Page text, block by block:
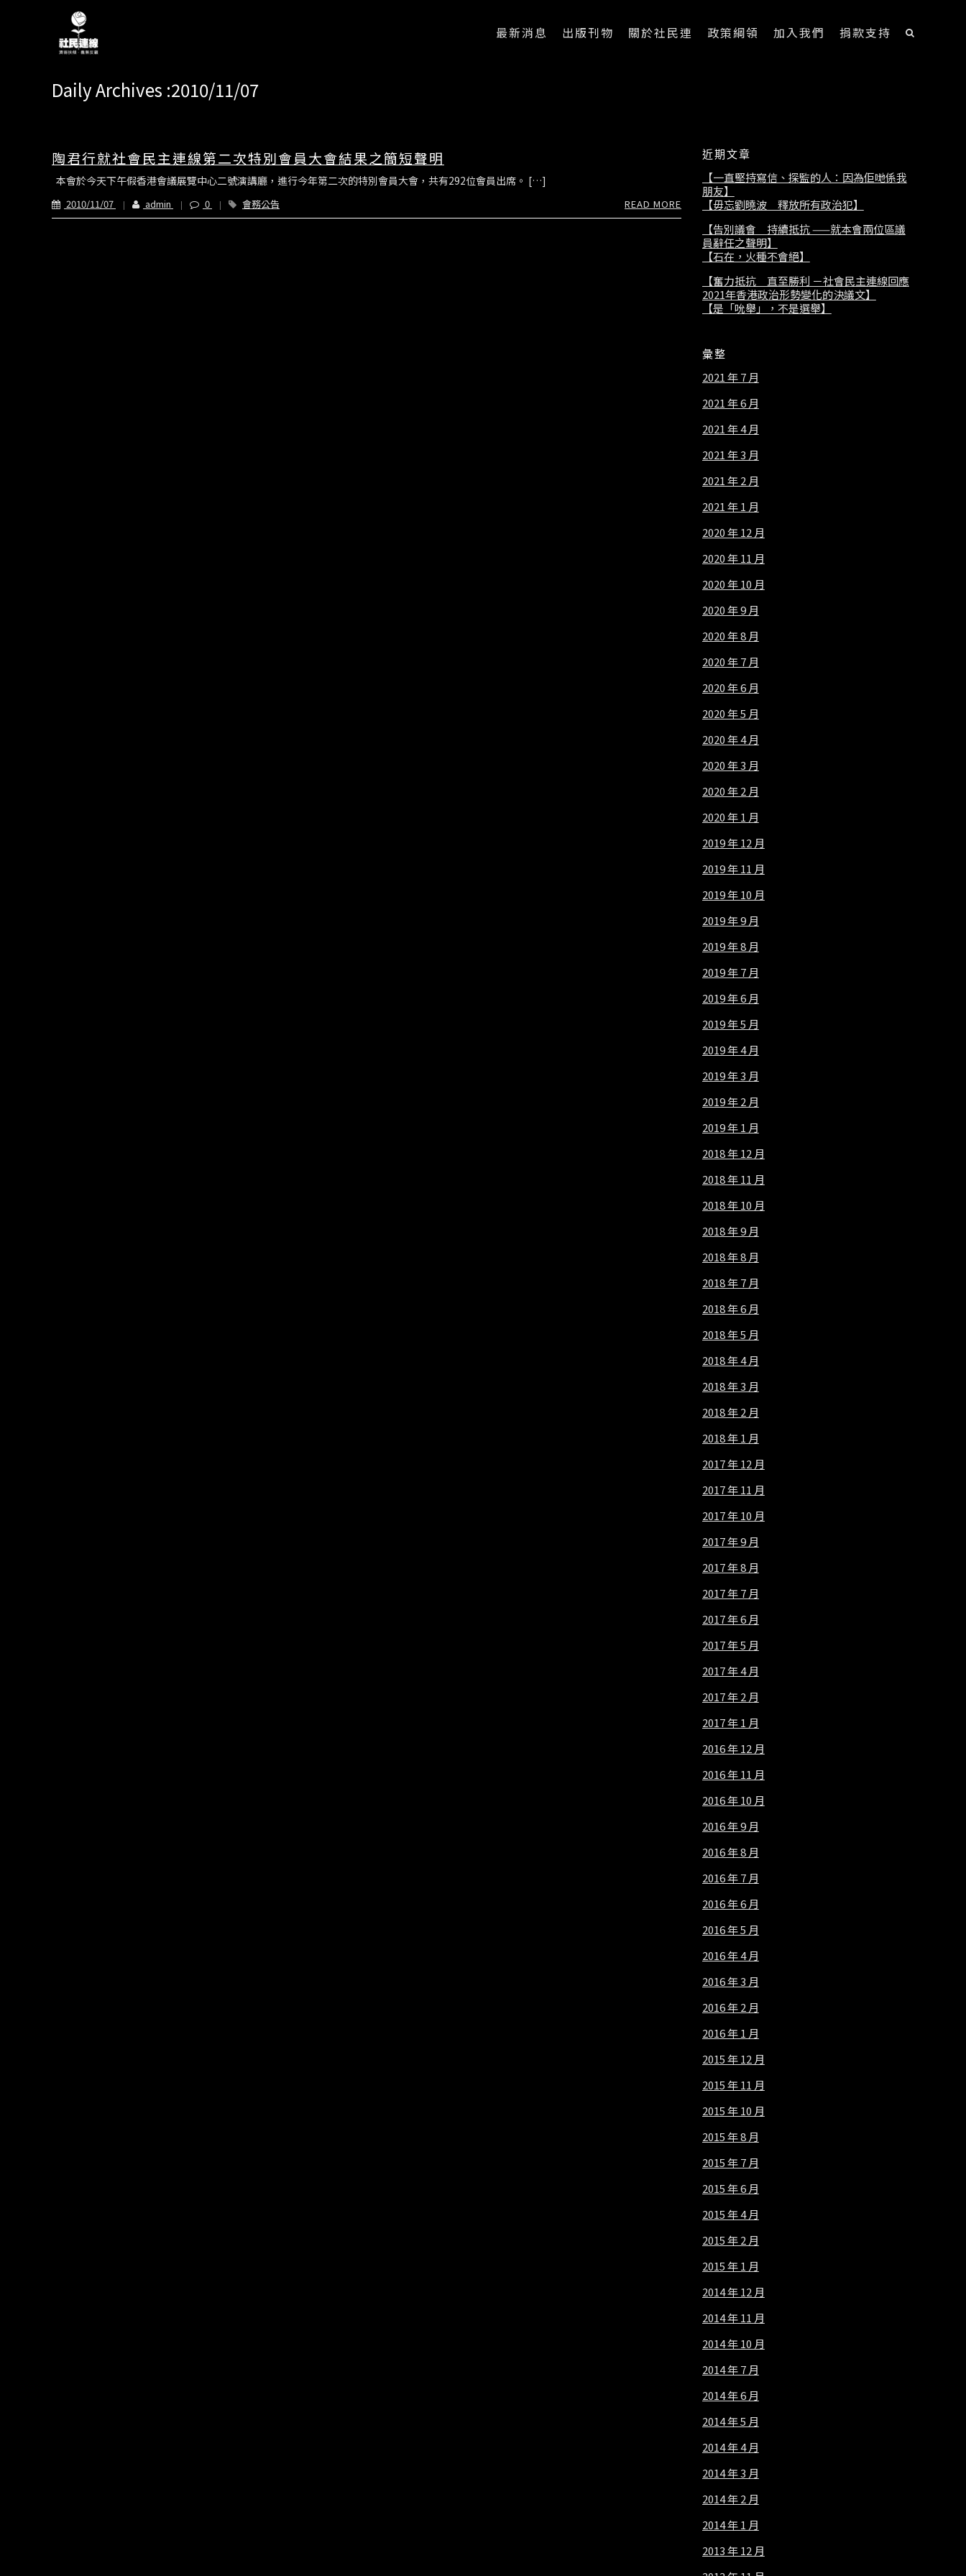
最新消息 出版刊物 關於社民連 政策綱領 加入我們 捐款支持
Daily Archives :2010/11/07
陶君行就社會民主連線第二次特別會員大會結果之簡短聲明
本會於今天下午假香港會議展覽中心二號演講廳，進行今年第二次的特別會員大會，共有292位會員出席。 […]
2010/11/07 admin 0 會務公告 READ MORE
近期文章
【一直堅持寫信、探監的人：因為佢哋係我
朋友】
【毋忘劉曉波 釋放所有政治犯】
【告別議會 持續抵抗 ——就本會兩位區議
員辭任之聲明】
【石在，火種不會絕】
【奮力抵抗 直至勝利 －社會民主連線回應
2021年香港政治形勢變化的決議文】
【是「吮舉」，不是選舉】
彙整
2021 年 7 月
2021 年 6 月
2021 年 4 月
2021 年 3 月
2021 年 2 月
2021 年 1 月
2020 年 12 月
2020 年 11 月
2020 年 10 月
2020 年 9 月
2020 年 8 月
2020 年 7 月
2020 年 6 月
2020 年 5 月
2020 年 4 月
2020 年 3 月
2020 年 2 月
2020 年 1 月
2019 年 12 月
2019 年 11 月
2019 年 10 月
2019 年 9 月
2019 年 8 月
2019 年 7 月
2019 年 6 月
2019 年 5 月
2019 年 4 月
2019 年 3 月
2019 年 2 月
2019 年 1 月
2018 年 12 月
2018 年 11 月
2018 年 10 月
2018 年 9 月
2018 年 8 月
2018 年 7 月
2018 年 6 月
2018 年 5 月
2018 年 4 月
2018 年 3 月
2018 年 2 月
2018 年 1 月
2017 年 12 月
2017 年 11 月
2017 年 10 月
2017 年 9 月
2017 年 8 月
2017 年 7 月
2017 年 6 月
2017 年 5 月
2017 年 4 月
2017 年 2 月
2017 年 1 月
2016 年 12 月
2016 年 11 月
2016 年 10 月
2016 年 9 月
2016 年 8 月
2016 年 7 月
2016 年 6 月
2016 年 5 月
2016 年 4 月
2016 年 3 月
2016 年 2 月
2016 年 1 月
2015 年 12 月
2015 年 11 月
2015 年 10 月
2015 年 8 月
2015 年 7 月
2015 年 6 月
2015 年 4 月
2015 年 2 月
2015 年 1 月
2014 年 12 月
2014 年 11 月
2014 年 10 月
2014 年 7 月
2014 年 6 月
2014 年 5 月
2014 年 4 月
2014 年 3 月
2014 年 2 月
2014 年 1 月
2013 年 12 月